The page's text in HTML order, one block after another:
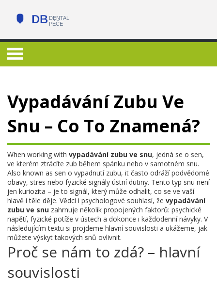
Vypadávání Zubu Ve
Snu – Co To Znamená?
When working with vypadávání zubu ve snu, jedná se o sen,
ve kterém ztrácíte zub během spánku nebo v samotném snu.
Also known as sen o vypadnutí zubu, it často odráží podvědomé
obavy, stres nebo fyzické signály ústní dutiny. Tento typ snu není
jen kuriozita – je to signál, který může odhalit, co se ve vaší
hlavě i těle děje. Vědci i psychologové souhlasí, že vypadávání
zubu ve snu zahrnuje několik propojených faktorů: psychické
napětí, fyzické potíže v ústech a dokonce i každodenní návyky. V
následujícím textu si projdeme hlavní souvislosti a ukážeme, jak
můžete výskyt takových snů ovlivnit.
Proč se nám to zdá? – hlavní
souvislosti